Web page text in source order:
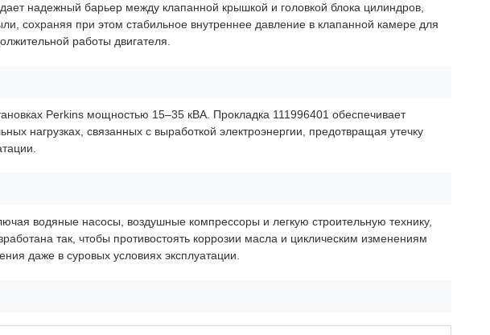
надежный барьер между клапанной крышкой и головкой блока цилиндров,
сохраняя при этом стабильное внутреннее давление в клапанной камере для
работы двигателя.
Perkins мощностью 15–35 кВА. Прокладка 111996401 обеспечивает
нагрузках, связанных с выработкой электроэнергии, предотвращая утечку
водяные насосы, воздушные компрессоры и легкую строительную технику,
так, чтобы противостоять коррозии масла и циклическим изменениям
даже в суровых условиях эксплуатации.